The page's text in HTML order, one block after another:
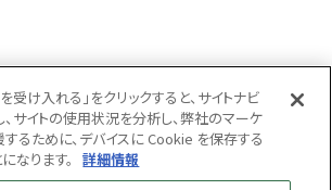
受け入れる」をクリックすると、サイトナビ
サイトの使用状況を分析し、弊社のマーケ
るために、デバイスに Cookie を保存する
なります。
詳細情報